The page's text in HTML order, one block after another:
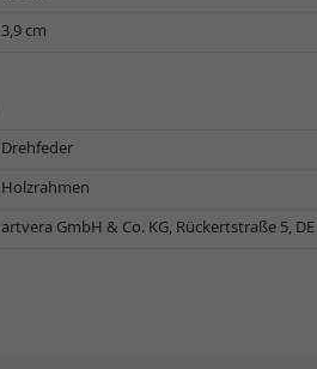
3,9 cm
Drehfeder
Holzrahmen
artvera GmbH & Co. KG, Rückertstraße 5,